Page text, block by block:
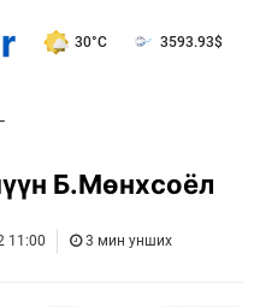
30°C 3593.93$
Б.Мөнхсоёл
11:00 3 мин унших